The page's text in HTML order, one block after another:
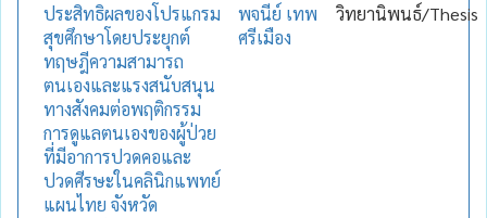
ประสิทธิผลของโปรแกรม
สุขศึกษาโดยประยุกต์
ทฤษฎีความสามารถ
ตนเองและแรงสนับสนุน
ทางสังคมต่อพฤติกรรม
การดูแลตนเองของผู้ป่วย
ที่มีอาการปวดคอและ
ปวดศีรษะในคลินิกแพทย์
แผนไทย จังหวัด
พจนีย์ เทพ
ศรีเมือง
วิทยานิพนธ์/Thesis